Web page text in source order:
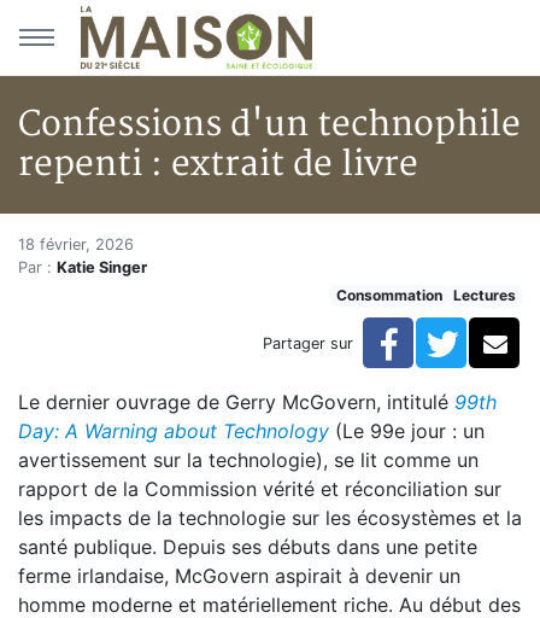
Aller au menu principal
Aller au contenu principal
Confessions d'un technophile
repenti : extrait de livre
Accueil
Articles
Développement personnel
Confessions d'un technophile repenti : extrait de livre
Confessions d'un
18 février, 2026
Par : Katie Singer
Consommation
Lectures
Partager sur Facebook
Le dernier ouvrage de Gerry McGovern, intitulé 99th
Day: A Warning about Technology (Le 99e jour : un
avertissement sur la technologie), se lit comme un
rapport de la Commission vérité et réconciliation sur
les impacts de la technologie sur les écosystèmes et la
santé publique. Depuis ses débuts dans une petite
ferme irlandaise, McGovern aspirait à devenir un
homme moderne et matériellement riche. Au début des